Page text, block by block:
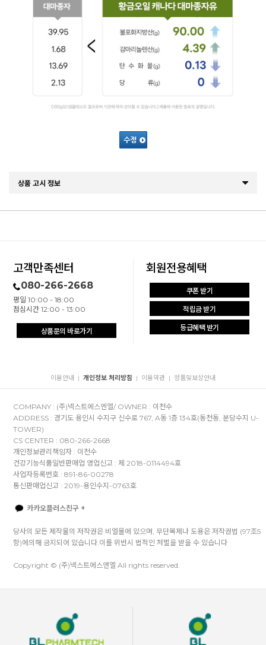
상품 고시 정보
고객만족센터
080-266-2668
평일 10:00 - 18:00
점심시간 12:00 - 13:00
상품문의 바로가기
회원전용혜택
쿠폰 받기
적립금 받기
등급혜택 받기
이용안내 개인정보 처리방침 이용약관 정품및보상안내
COMPANY : (주)넥스트에스엔엘/ OWNER : 이천수
ADDRESS : 경기도 용인시 수지구 신수로 767, A동 1층 134호(동천동, 분당수지 U-
TOWER)
CS CENTER : 080-266-2668
개인정보관리책임자 : 이천수
건강기능식품일반판매업 영업신고 : 제 2018-0114494호
사업자등록번호 : 891-86-00278
통신판매업신고 : 2019-용인수지-0763호
카카오플러스친구 +
당사의 모든 제작물의 저작권은 비엘몰에 있으며, 무단복제나 도용은 저작권법 (97조5
항)에의해 금지되어 있습니다.이를 위반시 법적인 처벌을 받을 수 있습니다
Copyright © (주)넥스트에스앤엘 All rights reserved.